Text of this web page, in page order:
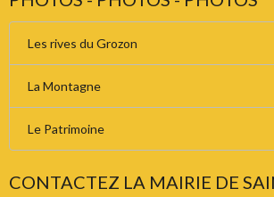
Les rives du Grozon
La Montagne
Le Patrimoine
CONTACTEZ LA MAIRIE DE